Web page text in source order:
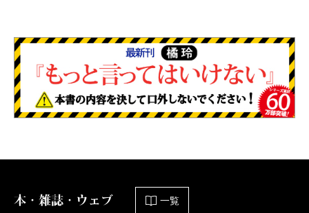
本・雑誌・ウェブ 一覧